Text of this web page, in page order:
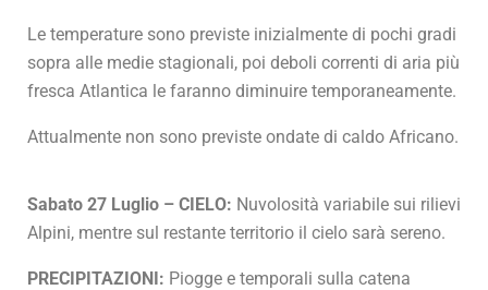
Le temperature sono previste inizialmente di pochi gradi
sopra alle medie stagionali, poi deboli correnti di aria più
fresca Atlantica le faranno diminuire temporaneamente.
Attualmente non sono previste ondate di caldo Africano.
Sabato 27 Luglio – CIELO: Nuvolosità variabile sui rilievi
Alpini, mentre sul restante territorio il cielo sarà sereno.
PRECIPITAZIONI: Piogge e temporali sulla catena